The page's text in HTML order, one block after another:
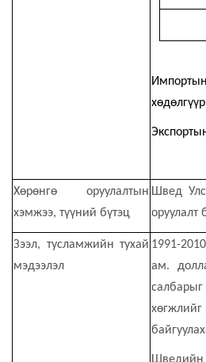
хөдөлгүүр
Хөрөнгө оруулалтын
хэмжээ, түүний бүтэц
Швед
оруулалт
Зээл, тусламжийн тухай
мэдээлэл
1991-
ам.
Шведийн